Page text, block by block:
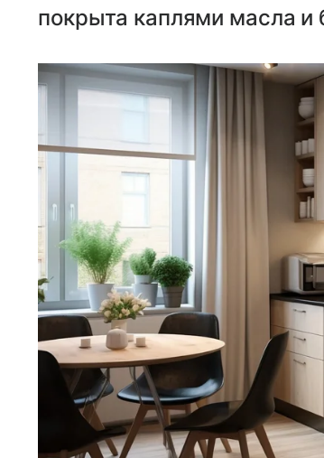
покрыта каплями масла и